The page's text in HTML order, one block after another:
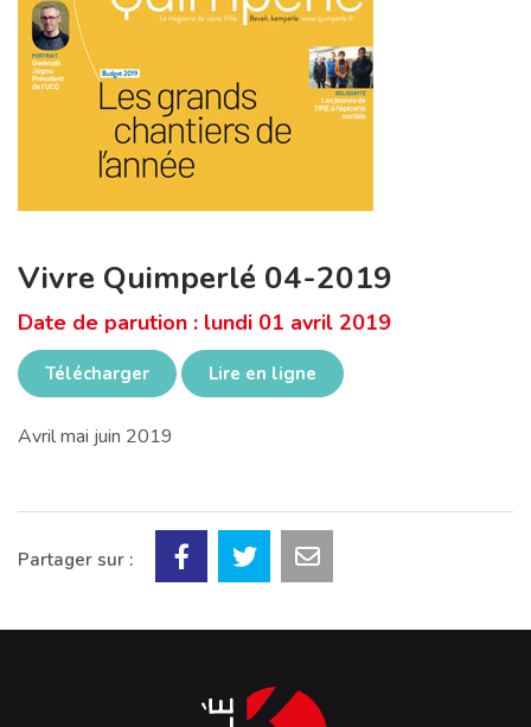
Vivre Quimperlé 04-2019
Date de parution : lundi 01 avril 2019
Télécharger Lire en ligne
Avril mai juin 2019
Partager sur :